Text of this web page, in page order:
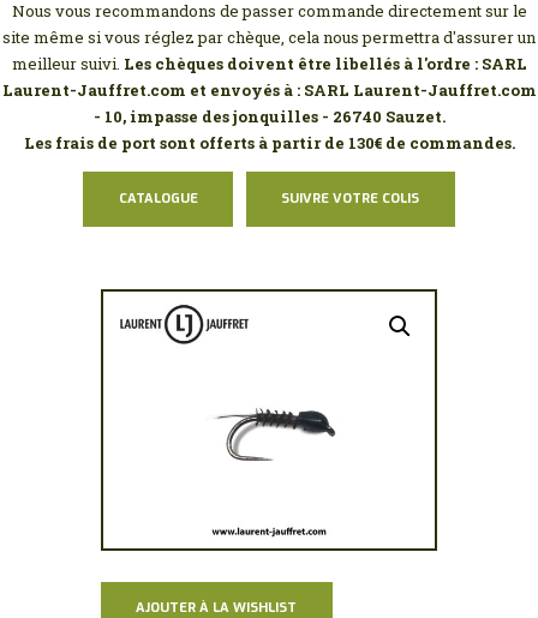
Nous vous recommandons de passer commande directement sur le
site même si vous réglez par chèque, cela nous permettra d'assurer un
meilleur suivi. Les chèques doivent être libellés à l'ordre : SARL
Laurent-Jauffret.com et envoyés à : SARL Laurent-Jauffret.com
- 10, impasse des jonquilles - 26740 Sauzet.
Les frais de port sont offerts à partir de 130€ de commandes.
CATALOGUE SUIVRE VOTRE COLIS
AJOUTER À LA WISHLIST